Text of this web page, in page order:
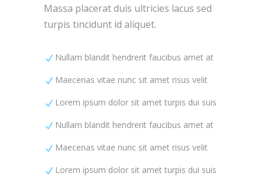
Massa placerat duis ultricies lacus sed
turpis tincidunt id aliquet.
Nullam blandit hendrerit faucibus amet at
Maecenas vitae nunc sit amet risus velit
Lorem ipsum dolor sit amet turpis dui suis
Nullam blandit hendrerit faucibus amet at
Maecenas vitae nunc sit amet risus velit
Lorem ipsum dolor sit amet turpis dui suis